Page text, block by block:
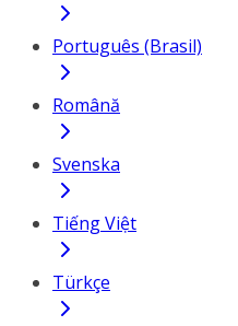
Português (Brasil)
Română
Svenska
Tiếng Việt
Türkçe